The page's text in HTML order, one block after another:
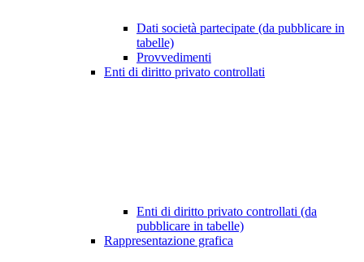
Dati società partecipate (da pubblicare in
tabelle)
Provvedimenti
Enti di diritto privato controllati
Enti di diritto privato controllati (da
pubblicare in tabelle)
Rappresentazione grafica